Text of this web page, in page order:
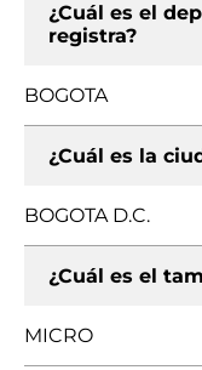
¿Cuál es el
registra?
BOGOTA
¿Cuál es la
BOGOTA D.C.
¿Cuál es el
MICRO